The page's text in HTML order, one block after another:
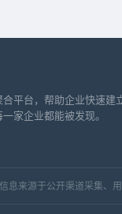
合平台，帮助企业快速建
家企业都能被发现。
息来源于公开渠道采集、